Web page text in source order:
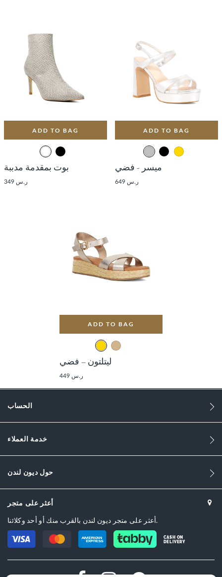
ADD TO BAG
بوت بمقدمة مدببة
ر.س 349
ADD TO BAG
ميسر - فضي
ر.س 649
ADD TO BAG
ليتلتون – فضي
ر.س 449
الحساب
خدمة العملاء
حول ديون لندن
أعثر على متجر
أعثر على متجر ديون لندن بالقرب منك أو أحد وكلائنا.
CASH ON
DELIVERY